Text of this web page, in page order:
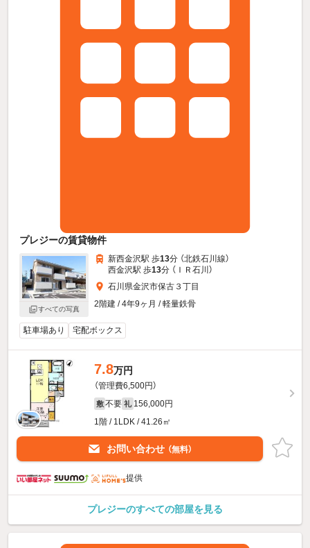
プレジーの賃貸物件
すべての写真
新西金沢駅 歩13分 （北鉄石川線）
西金沢駅 歩13分 （ＩＲ石川）
石川県金沢市保古３丁目
2階建 / 4年9ヶ月 / 軽量鉄骨
駐車場あり 宅配ボックス
7.8万円
（管理費6,500円）
敷 不要 礼 156,000円
1階 / 1LDK / 41.26㎡
お問い合わせ （無料）
提供
プレジーのすべての部屋を見る